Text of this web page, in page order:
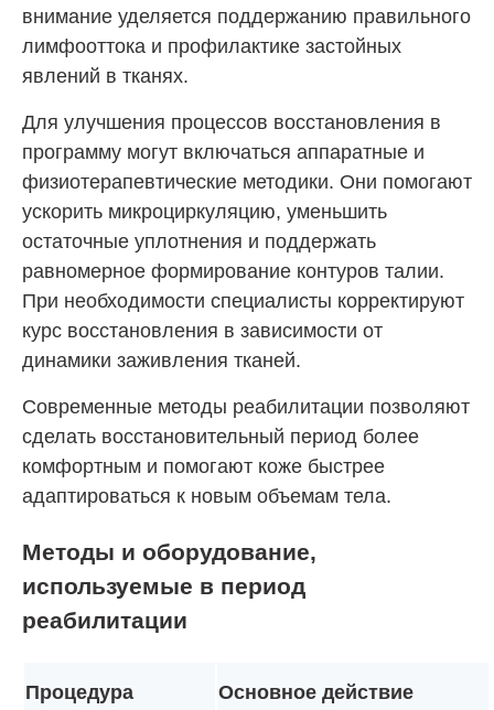
внимание уделяется поддержанию правильного
лимфооттока и профилактике застойных
явлений в тканях.
Для улучшения процессов восстановления в
программу могут включаться аппаратные и
физиотерапевтические методики. Они помогают
ускорить микроциркуляцию, уменьшить
остаточные уплотнения и поддержать
равномерное формирование контуров талии.
При необходимости специалисты корректируют
курс восстановления в зависимости от
динамики заживления тканей.
Современные методы реабилитации позволяют
сделать восстановительный период более
комфортным и помогают коже быстрее
адаптироваться к новым объемам тела.
Методы и оборудование,
используемые в период
реабилитации
Процедура Основное действие